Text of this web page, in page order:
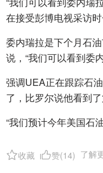
在接受彭博电视采访
委内瑞拉是下个月石
说，“我们可以看到委
强调UEA正在跟踪石
了，比罗尔说他看到
“我们预计今年美国石
收藏 赞(14) 了解